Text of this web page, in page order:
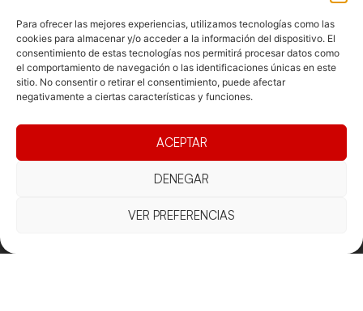
Para ofrecer las mejores experiencias, utilizamos tecnologías como las
cookies para almacenar y/o acceder a la información del dispositivo. El
consentimiento de estas tecnologías nos permitirá procesar datos como
el comportamiento de navegación o las identificaciones únicas en este
sitio. No consentir o retirar el consentimiento, puede afectar
negativamente a ciertas características y funciones.
ACEPTAR
DENEGAR
VER PREFERENCIAS
Federació
directiva
Competicions
Competiciones
Competiciones
Vólei neu
Documentacio
Funcionament
Eleccions
Contacte
16, 5ºC,
Barcelona